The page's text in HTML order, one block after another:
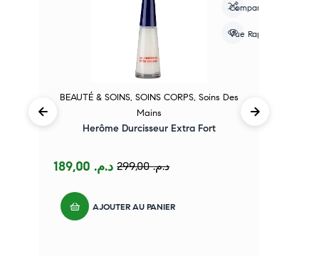
Compare
Vue Rapide
BEAUTÉ & SOINS, SOINS CORPS, Soins Des
Mains
Herôme Durcisseur Extra Fort
د.م.299,00 د.م.
AJOUTER AU PANIER